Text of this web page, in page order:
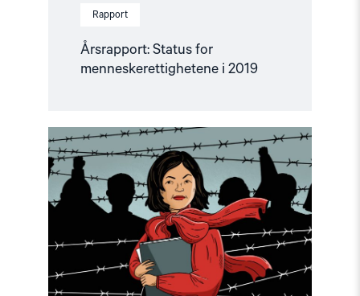
Rapport
Årsrapport: Status for
menneskerettighetene i 2019
Read
article
"Forsvarer
dem
som
trenger
det
mest"